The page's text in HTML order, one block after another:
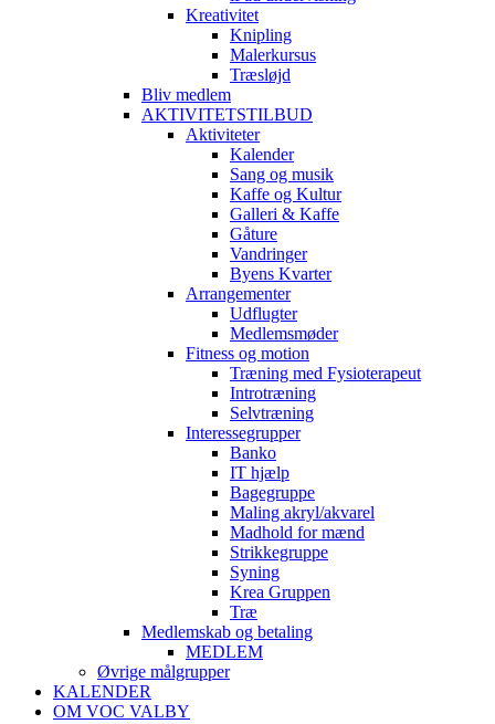
Kreativitet
Knipling
Malerkursus
Træsløjd
Bliv medlem
AKTIVITETSTILBUD
Aktiviteter
Kalender
Sang og musik
Kaffe og Kultur
Galleri & Kaffe
Gåture
Vandringer
Byens Kvarter
Arrangementer
Udflugter
Medlemsmøder
Fitness og motion
Træning med Fysioterapeut
Introtræning
Selvtræning
Interessegrupper
Banko
IT hjælp
Bagegruppe
Maling akryl/akvarel
Madhold for mænd
Strikkegruppe
Syning
Krea Gruppen
Træ
Medlemskab og betaling
MEDLEM
Øvrige målgrupper
KALENDER
OM VOC VALBY